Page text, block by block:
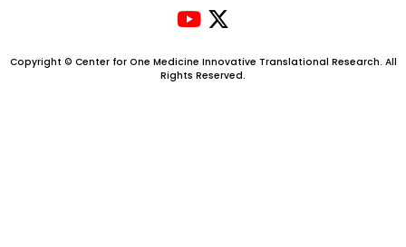
Copyright © Center for One Medicine Innovative Translational Research. All
Rights Reserved.